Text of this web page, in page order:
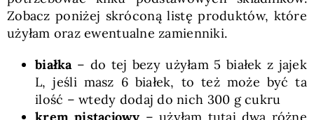
Zobacz poniżej skróconą listę produktów, które
użyłam oraz ewentualne zamienniki.
białka– do tej bezy użyłam 5 białek z jajek
L, jeśli masz 6 białek, to też może być ta
ilość – wtedy dodaj do nich 300 g cukru